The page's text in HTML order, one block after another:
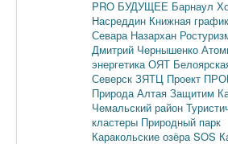
PRO БУДУЩЕЕ Барнаул
Насреддин Книжная
Севара Назархан
Дмитрий Чернышенко
энергетика ОЯТ
Северск ЗЯТЦ Проект
Природа Алтая Защитим
Чемальский район
кластеры Природный парк
Каракольские озёра SOS